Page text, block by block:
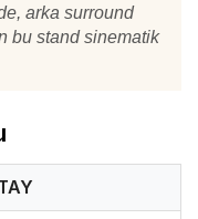
arka surround
bu stand sinematik